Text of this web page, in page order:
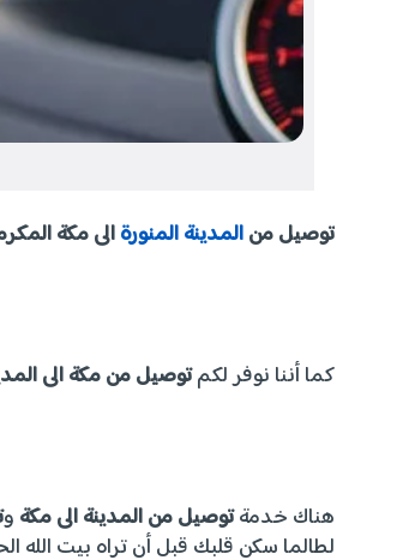
توصيل منالمدينة المنورةالى مكة
كما أننا نوفر لكمتوصيل من مكة الى
هناك خدمةتوصيل من المدينة الى مكة و
لطالما سكن قلبك قبل أن تراه بيت الله